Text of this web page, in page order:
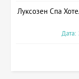
Луксозен Спа
Дата: